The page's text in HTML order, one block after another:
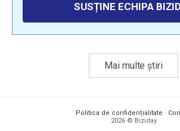
SUSȚINE ECHIPA
Mai multe știri
Politica de confidențialitate ·
2026 © Biziday